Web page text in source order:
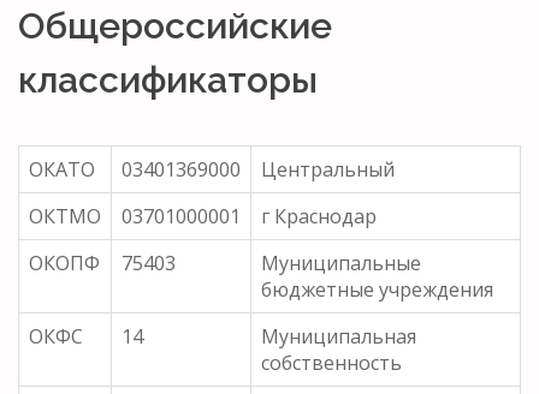
Общероссийские
классификаторы
ОКАТО 03401369000
Центральный
ОКТМО
03701000001
г Краснодар
ОКОПФ
75403
Муниципальные
бюджетные учреждения
ОКФС
14
Муниципальная
собственность